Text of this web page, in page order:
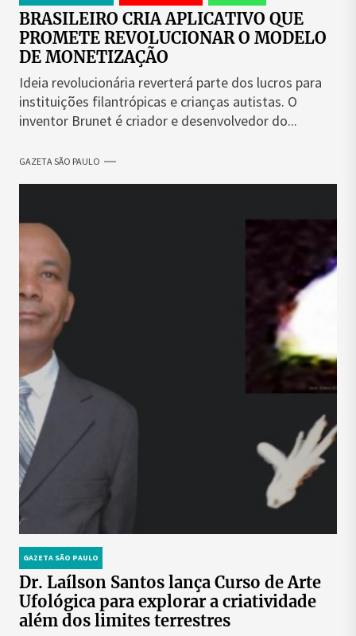
BRASILEIRO CRIA APLICATIVO QUE
PROMETE REVOLUCIONAR O MODELO
DE MONETIZAÇÃO
Ideia revolucionária reverterá parte dos lucros para
instituições filantrópicas e crianças autistas. O
inventor Brunet é criador e desenvolvedor do...
GAZETA SÃO PAULO
GAZETA SÃO PAULO
Dr. Laílson Santos lança Curso de Arte
Ufológica para explorar a criatividade
além dos limites terrestres